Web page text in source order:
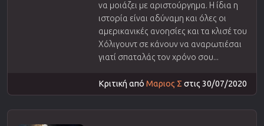
να μοιάζει με αριστούργημα. Η ίδια η
ιστορία είναι αδύναμη και όλες οι
αμερικανικές ανοησίες και τα κλισέ του
Χόλιγουντ σε κάνουν να αναρωτιέσαι
γιατί σπαταλάς τον χρόνο σου...
Κριτική από Μαριος Σ στις 30/07/2020